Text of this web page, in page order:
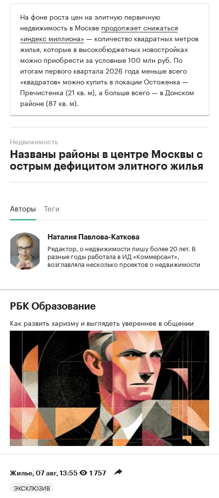
На фоне роста цен на элитную первичную
недвижимость в Москве продолжает снижаться
«индекс миллиона» — количество квадратных метров
жилья, которые в высокобюджетных новостройках
можно приобрести за условные 100 млн руб. По
итогам первого квартала 2026 года меньше всего
«квадратов» можно купить в локации Остоженка —
Пречистенка (21 кв. м), а больше всего — в Донском
районе (87 кв. м).
Названы районы в центре Москвы с
острым дефицитом элитного жилья
Недвижимость
Авторы Теги
Наталия Павлова-Каткова
Редактор, о недвижимости пишу более 20 лет. В
разные годы работала в ИД «Коммерсант»,
возглавляла несколько проектов о недвижимости
РБК Образование
Как развить харизму и выглядеть увереннее в общении
Жилье⁠, 07 авг, 13:55 1 757
ЭКСКЛЮЗИВ